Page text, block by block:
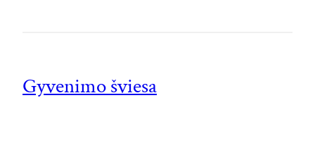
Gyvenimo šviesa